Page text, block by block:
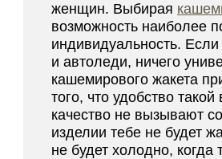
женщин. Выбирая
возможность наиболее
индивидуальность.
и автоледи, ничего
кашемирового жакета
того, что удобство
качество не вызывают
изделии тебе не будет
не будет холодно,